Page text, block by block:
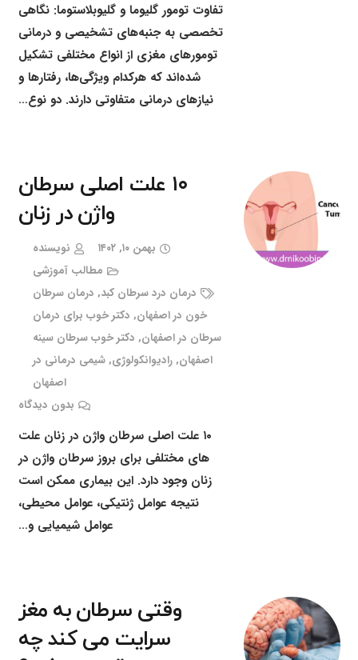
تفاوت تومور گلیوما و گلیوبلاستوما: نگاهی
تخصصی به جنبه‌های تشخیصی و درمانی
تومورهای مغزی از انواع مختلفی تشکیل
شده‌اند که هرکدام ویژگی‌ها، رفتارها و
نیازهای درمانی متفاوتی دارند. دو نوع…
۱۰ علت اصلی سرطان
واژن در زنان
بهمن ۱۰, ۱۴۰۲
نویسنده
مطالب آموزشی
درمان درد سرطان کبد, درمان سرطان
خون در اصفهان, دکتر خوب برای درمان
سرطان در اصفهان, دکتر خوب سرطان سینه
اصفهان,رادیوانکولوژی,شیمی درمانی در
اصفهان
بدون دیدگاه
۱۰ علت اصلی سرطان واژن در زنان علت
های مختلفی برای بروز سرطان واژن در
زنان وجود دارد. این بیماری ممکن است
نتیجه عوامل ژنتیکی، عوامل محیطی،
عوامل شیمیایی و…
وقتی سرطان به مغز
سرایت می کند چه